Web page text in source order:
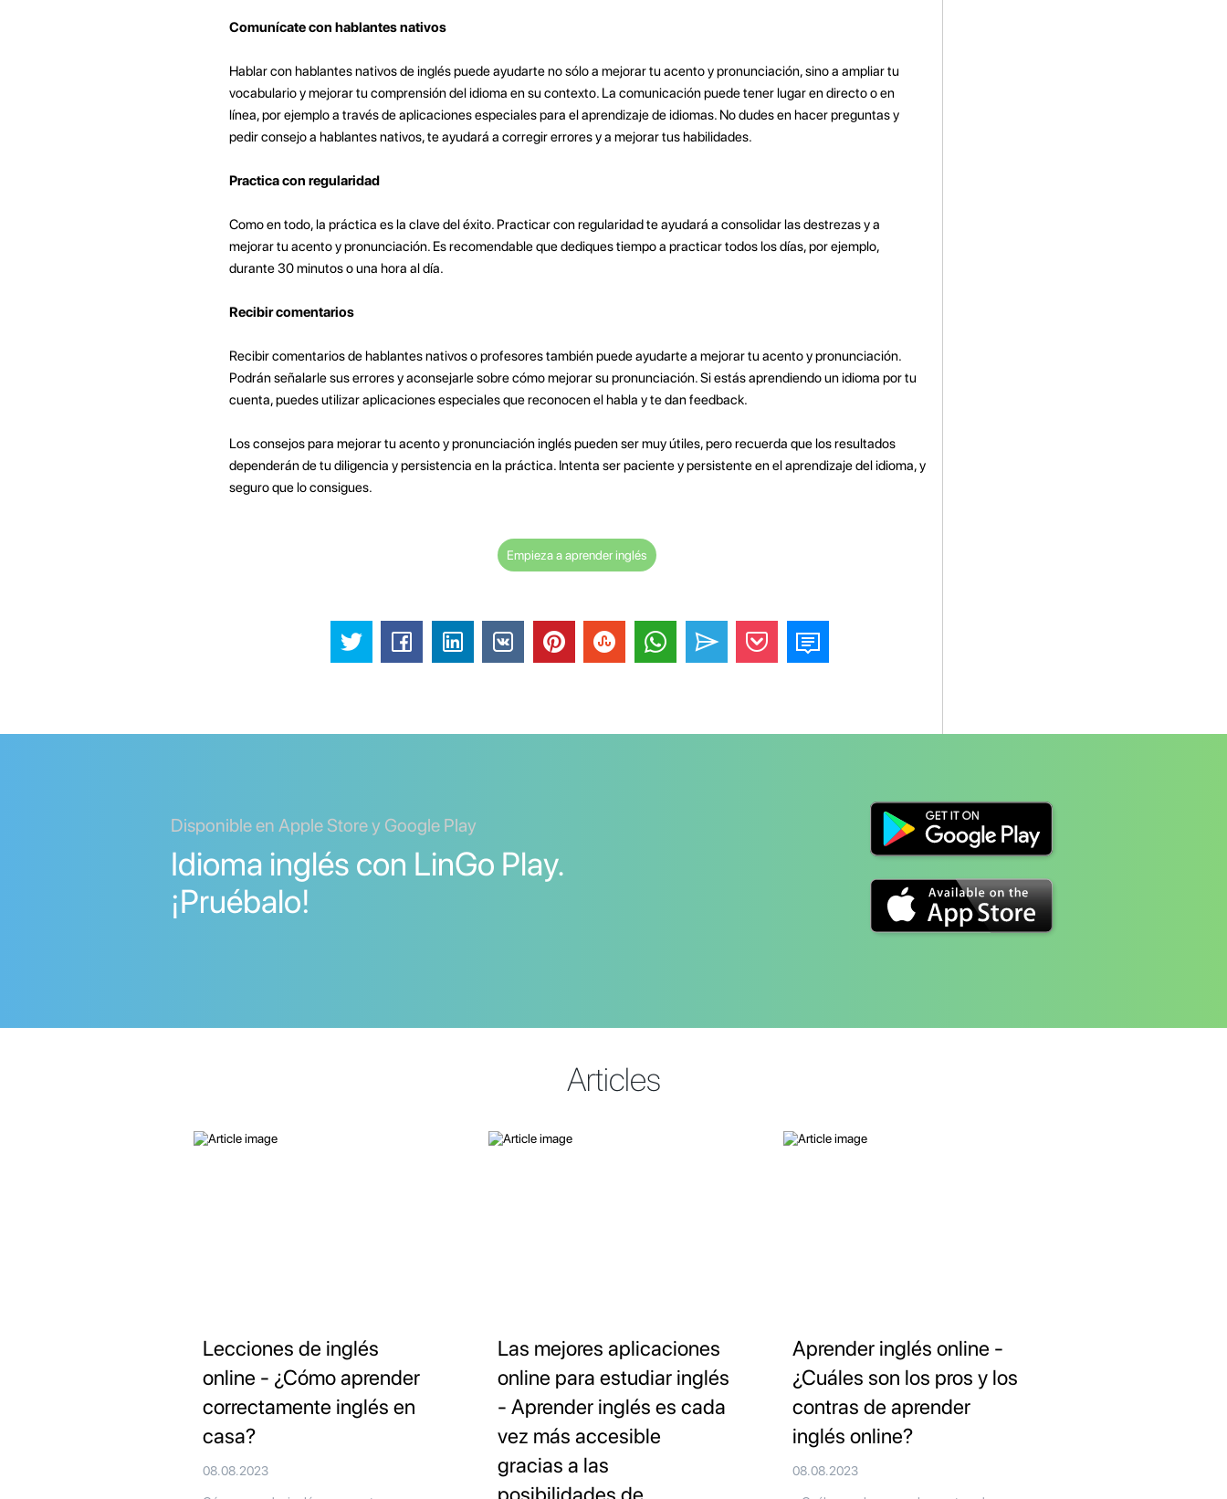
Comunícate con hablantes nativos
Hablar con hablantes nativos de inglés puede ayudarte no sólo a mejorar tu acento y pronunciación, sinoa ampliar tu
vocabulario y mejorar tu comprensión del idioma en su contexto. La comunicación puede tener lugar en directo o en
línea, por ejemplo a través de aplicaciones especiales para el aprendizaje de idiomas. No dudes en hacer preguntas y
pedir consejo a hablantes nativos, te ayudará a corregir errores y a mejorar tus habilidades.
Practica con regularidad
Como en todo, la práctica es la clave del éxito. Practicar con regularidad te ayudará a consolidar las destrezas y a
mejorar tu acento y pronunciación. Es recomendable que dediques tiempo a practicar todos los días, por ejemplo,
durante 30 minutos o una hora al día.
Recibir comentarios
Recibir comentarios de hablantes nativos o profesores también puede ayudarte a mejorar tu acento y pronunciación.
Podrán señalarle sus errores y aconsejarle sobre cómo mejorar su pronunciación. Si estás aprendiendo un idioma por tu
cuenta, puedes utilizar aplicaciones especiales que reconocen el habla y te dan feedback.
Los consejos para mejorar tu acento y pronunciación inglés pueden ser muy útiles, pero recuerda que los resultados
dependerán de tu diligencia y persistencia en la práctica. Intenta ser paciente y persistente en el aprendizaje del idioma, y
seguro que lo consigues.
Empieza a aprender inglés
Disponible en Apple Store y Google Play
Idioma inglés con LinGo Play.
¡Pruébalo!
Articles
Lecciones de inglés
online - ¿Cómo aprender
correctamente inglés en
casa?
08.08.2023
Las mejores aplicaciones
online para estudiar inglés
- Aprender inglés es cada
vez más accesible
gracias a las
Aprender inglés online -
¿Cuáles son los pros y los
contras de aprender
inglés online?
08.08.2023